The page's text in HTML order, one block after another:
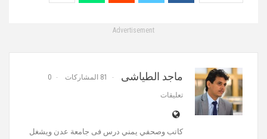
Advertisement
ماجد الطياشى 81 المشاركات 0
تعليقات
كاتب وصحفي يمني درس فى جامعة عدن ويشغل